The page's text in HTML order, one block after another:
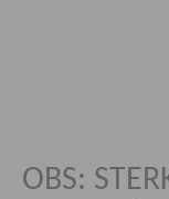
OBS: